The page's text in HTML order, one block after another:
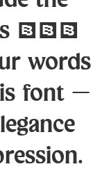
369
words
font —